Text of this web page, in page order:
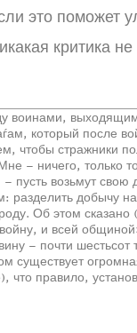
это поможет
критика
воинами,
который после
чтобы стражники
– ничего, только
возьмут
добычу
Об этом сказано (
и всей
– почти
существует
что правило,